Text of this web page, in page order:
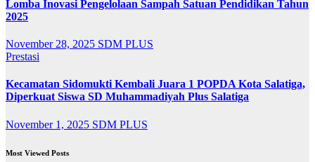
Lomba Inovasi Pengelolaan Sampah Satuan Pendidikan Tahun
2025
November 28, 2025 SDM PLUS
Prestasi
Kecamatan Sidomukti Kembali Juara 1 POPDA Kota Salatiga,
Diperkuat Siswa SD Muhammadiyah Plus Salatiga
November 1, 2025 SDM PLUS
Most Viewed Posts